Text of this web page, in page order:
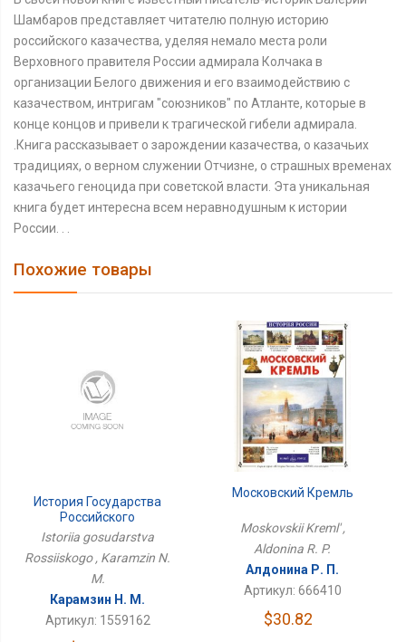
Шамбаров представляет читателю полную историю
российского казачества, уделяя немало места роли
Верховного правителя России адмирала Колчака в
организации Белого движения и его взаимодействию с
казачеством, интригам "союзников" по Атланте, которые в
конце концов и привели к трагической гибели адмирала.
.Книга рассказывает о зарождении казачества, о казачьих
традициях, о верном служении Отчизне, о страшных временах
казачьего геноцида при советской власти. Эта уникальная
книга будет интересна всем неравнодушным к истории
России. . .
Похожие товары
История Государства
Российского
Istoriia gosudarstva
Rossiiskogo , Karamzin N.
M.
Карамзин Н. М.
Артикул: 1559162
Московский Кремль
Moskovskii Kreml' ,
Aldonina R. P.
Алдонина Р. П.
Артикул: 666410
$30.82